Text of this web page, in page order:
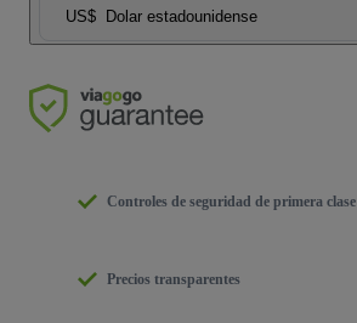
US$ Dolar estadounidense
Controles de seguridad de primera clase
Precios transparentes